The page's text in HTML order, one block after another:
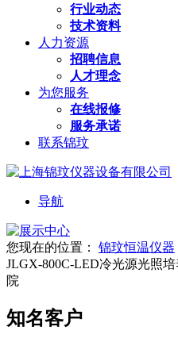
行业动态
技术资料
人力资源
招聘信息
人才理念
为您服务
在线报修
服务承诺
联系锦玟
导航
您现在的位置： 锦玟恒温仪器
JLGX-800C-LED冷光源光照
院
知名客户